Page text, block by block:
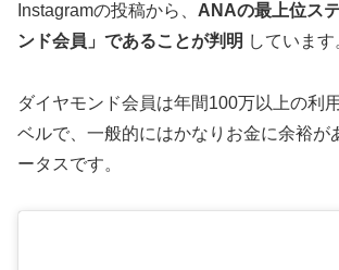
Instagramの投稿から、 ANAの最上位ス
ンド会員」であることが判明 しています
ダイヤモンド会員は年間100万以上の利
ベルで、一般的にはかなりお金に余裕が
ータスです。